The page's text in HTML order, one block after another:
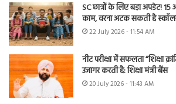
SC छात्रों के लिए बड़ा अपडेट!
काम, वरना अटक सकती है
22 July 2026 - 11:54 AM
नीट परीक्षा में सफलता “शिक्षा
उजागर करती है: शिक्षा मंत्री बैंस
20 July 2026 - 11:43 AM